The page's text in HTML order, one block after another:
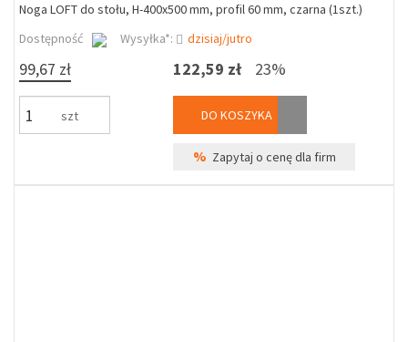
Noga LOFT do stołu, H-400x500 mm, profil 60 mm, czarna (1szt.)
Dostępność
Wysyłka*: dzisiaj/jutro
99,67 zł
szt
122,59 zł 23%
DO KOSZYKA
% Zapytaj o cenę dla firm